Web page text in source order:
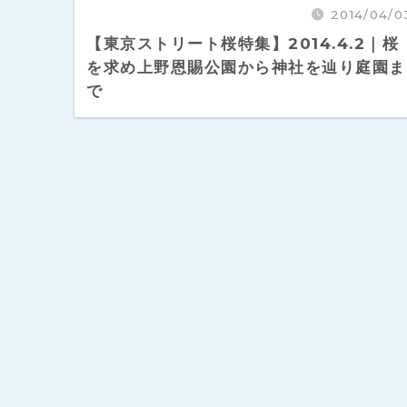
2014/04/
【東京ストリート桜特集】2014.4.2｜桜
を求め上野恩賜公園から神社を辿り庭園ま
で